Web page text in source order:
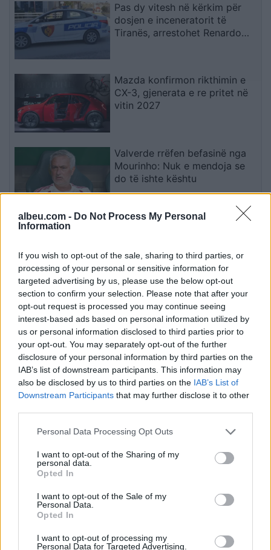
albeu.com - Do Not Process My Personal
Information
If you wish to opt-out of the sale, sharing to third parties, or
processing of your personal or sensitive information for
targeted advertising by us, please use the below opt-out
section to confirm your selection. Please note that after your
opt-out request is processed you may continue seeing
interest-based ads based on personal information utilized by
us or personal information disclosed to third parties prior to
your opt-out. You may separately opt-out of the further
disclosure of your personal information by third parties on the
IAB’s list of downstream participants. This information may
also be disclosed by us to third parties on the IAB’s List of
Downstream Participants that may further disclose it to other
Personal Data Processing Opt Outs
I want to opt-out of the Sharing of my
personal data.
Opted In
I want to opt-out of the Sale of my
Personal Data.
Opted In
I want to opt-out of processing my
Personal Data for Targeted Advertising.
Pas dy vitesh në kërkim për
dosjen e inceneratorit të
Tiranës, arrestohet Renardo
Mazda konfirmon rikthimin e
CX-3, gjenerata e re pritet në
vitin 2027
Valverde rrëfen befasinë nga
Mourinho: Nuk e mendoja se
do të ishte kështu
dhe flakët u përhapën drejt
malit
Esim for Global
Esim for USA | Esim for Italy Esim for Spain|Esim